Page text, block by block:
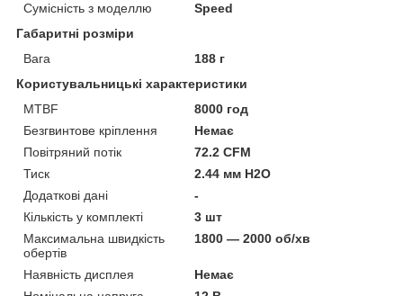
Сумісність з моделлю
Speed
Габаритні розміри
Вага
188 г
Користувальницькі характеристики
MTBF
8000 год
Безгвинтове кріплення
Немає
Повітряний потік
72.2 CFM
Тиск
2.44 мм H2O
Додаткові дані
-
Кількість у комплекті
3 шт
Максимальна швидкість
обертів
1800 — 2000 об/хв
Наявність дисплея
Немає